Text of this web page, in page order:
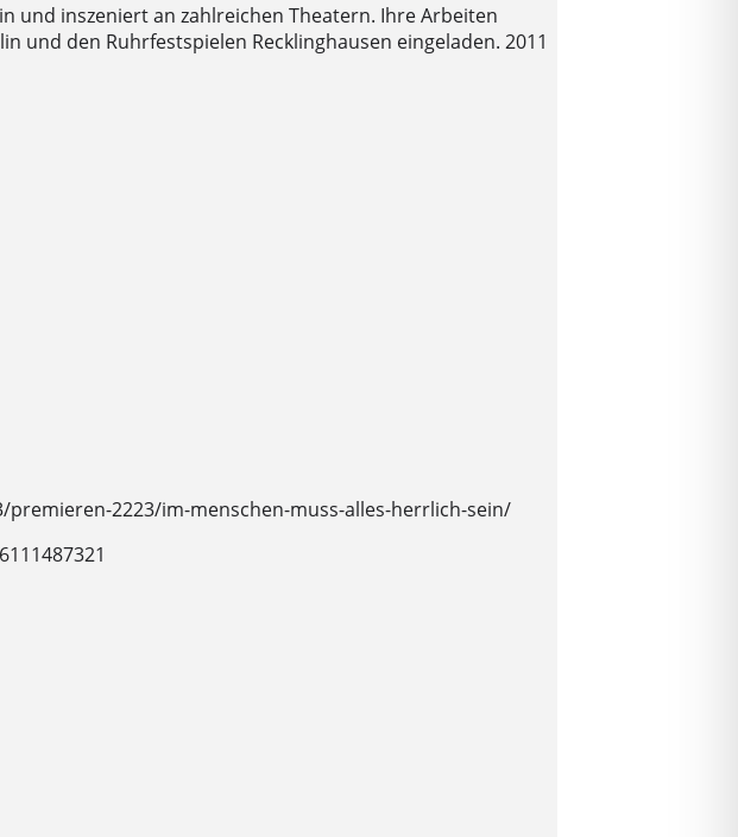
und inszeniert an zahlreichen Theatern. Ihre Arbeiten
und den Ruhrfestspielen Recklinghausen eingeladen. 2011
2223/im-menschen-muss-alles-herrlich-sein/